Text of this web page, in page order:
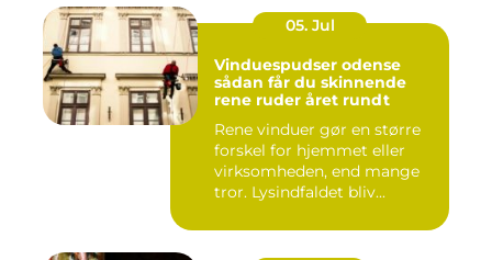
05. Jul
Vinduespudser odense
sådan får du skinnende
rene ruder året rundt
Rene vinduer gør en større
forskel for hjemmet eller
virksomheden, end mange
tror. Lysindfaldet bliv...